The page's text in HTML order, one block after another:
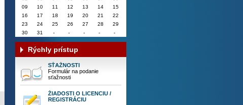
Rýchly prístup
SŤAŽNOSTI
Formulár na podanie
sťažnosti
ŽIADOSTI O LICENCIU /
REGISTRÁCIU